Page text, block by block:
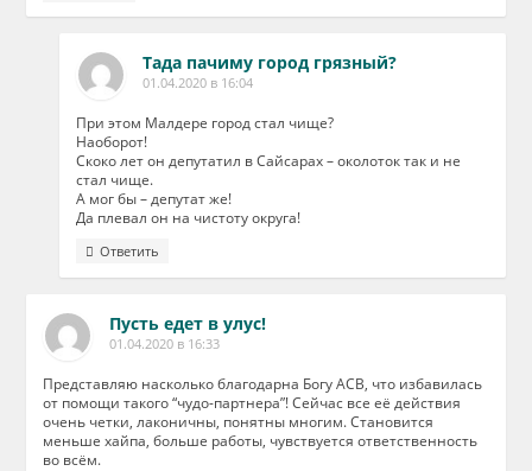
Тада пачиму город грязный?
01.04.2020 в 16:04
При этом Малдере город стал чище?
Наоборот!
Скоко лет он депутатил в Сайсарах – околоток так и не
стал чище.
А мог бы – депутат же!
Да плевал он на чистоту округа!
Ответить
Пусть едет в улус!
01.04.2020 в 16:33
Представляю насколько благодарна Богу АСВ, что избавилась
от помощи такого “чудо-партнера”! Сейчас все её действия
очень четки, лаконичны, понятны многим. Становится
меньше хайпа, больше работы, чувствуется ответственность
во всём.